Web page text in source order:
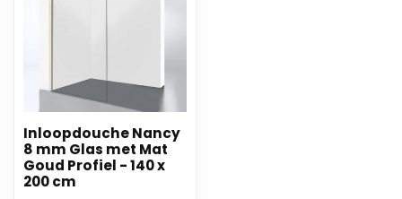
Inloopdouche Nancy
8 mm Glas met Mat
Goud Profiel - 140 x
200 cm